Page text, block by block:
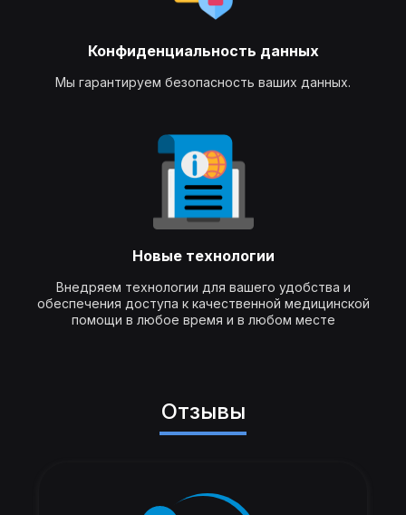
Конфиденциальность данных
Мы гарантируем безопасность ваших данных.
Новые технологии
Внедряем технологии для вашего удобства и
обеспечения доступа к качественной медицинской
помощи в любое время и в любом месте
Отзывы